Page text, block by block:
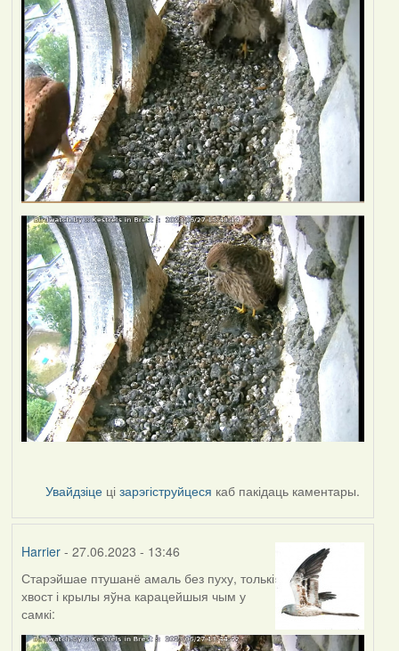
Увайдзіце цізарэгіструйцеся каб пакідаць каментары.
Harrier- 27.06.2023 - 13:46
Старэйшае птушанё амаль без пуху, толькі
хвост і крылы яўна карацейшыя чым у
самкі: